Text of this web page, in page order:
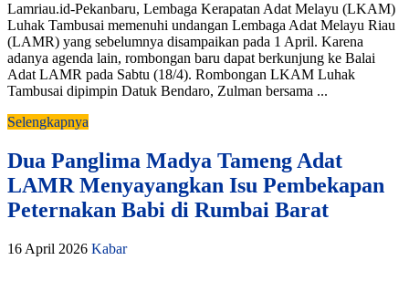
Lamriau.id-Pekanbaru, Lembaga Kerapatan Adat Melayu (LKAM)
Luhak Tambusai memenuhi undangan Lembaga Adat Melayu Riau
(LAMR) yang sebelumnya disampaikan pada 1 April. Karena
adanya agenda lain, rombongan baru dapat berkunjung ke Balai
Adat LAMR pada Sabtu (18/4). Rombongan LKAM Luhak
Tambusai dipimpin Datuk Bendaro, Zulman bersama ...
Selengkapnya
Dua Panglima Madya Tameng Adat
LAMR Menyayangkan Isu Pembekapan
Peternakan Babi di Rumbai Barat
16 April 2026 Kabar